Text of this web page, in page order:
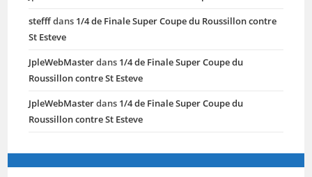
stefffdans 1/4 de Finale Super Coupe du Roussillon contre
St Esteve
JpleWebMasterdans 1/4 de Finale Super Coupe du
Roussillon contre St Esteve
JpleWebMasterdans 1/4 de Finale Super Coupe du
Roussillon contre St Esteve